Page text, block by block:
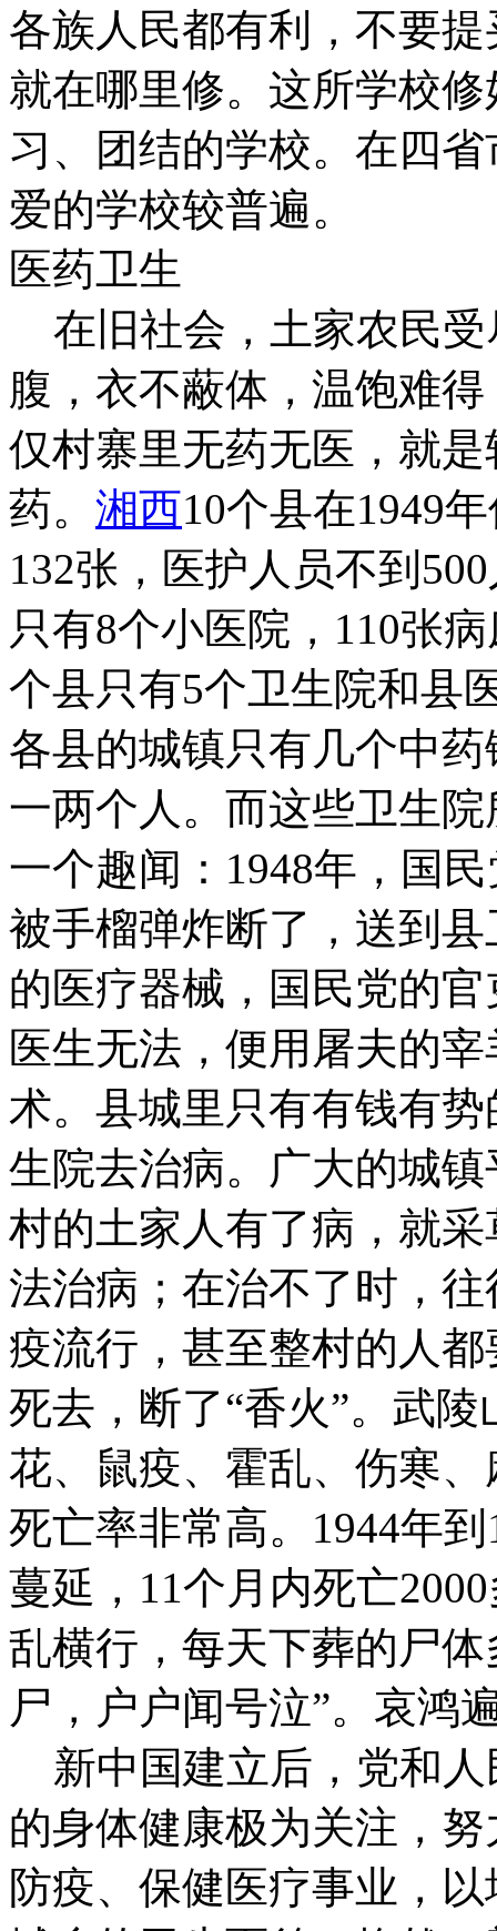
各族人民都有利，不要
就在哪里修。这所学校
习、团结的学校。在四
爱的学校较普遍。
医药卫生
在旧社会，土家农民受
腹，衣不蔽体，温饱难
仅村寨里无药无医，就
药。 湘西10个县在1949
132张，医护人员不到
只有8个小医院，110张
个县只有5个卫生院和县
各县的城镇只有几个中
一两个人。而这些卫生
一个趣闻：1948年，国
被手榴弹炸断了，送到
的医疗器械，国民党的
医生无法，便用屠夫的
术。县城里只有有钱有
生院去治病。广大的城
村的土家人有了病，就
法治病；在治不了时，
疫流行，甚至整村的人
死去，断了“香火”。武
花、鼠疫、霍乱、伤寒
死亡率非常高。1944年
蔓延，11个月内死亡
乱横行，每天下葬的尸
尸，户户闻号泣”。哀鸿
新中国建立后，党和人
的身体健康极为关注，
防疫、保健医疗事业，